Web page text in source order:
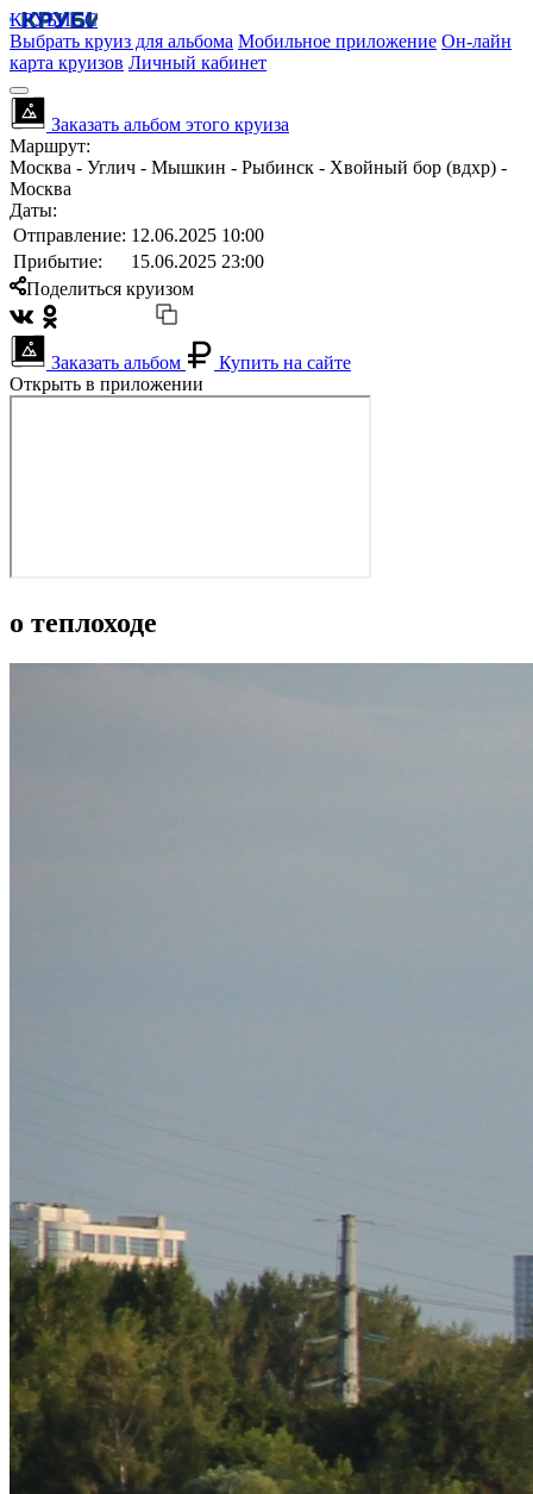
КРУБИСС
Выбрать круиз для альбома Мобильное приложение Он-лайн
карта круизов Личный кабинет
Заказать альбом этого круиза
Маршрут:
Москва - Углич - Мышкин - Рыбинск - Хвойный бор (вдхр) -
Москва
Даты:
Отправление: 12.06.2025 10:00
Прибытие:
15.06.2025 23:00
Поделиться круизом
Заказать альбом
Купить на сайте
Открыть в приложении
о теплоходе